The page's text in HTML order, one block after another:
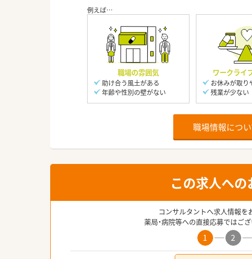
職場の雰囲気
助け合う風土がある
年齢や性別の壁がない
ワークライ
お休みが取り
残業が少ない
職場情報につ
この求人へ
コンサルタントへ求人情報を
薬局・病院等への直接応募ではご
1 2